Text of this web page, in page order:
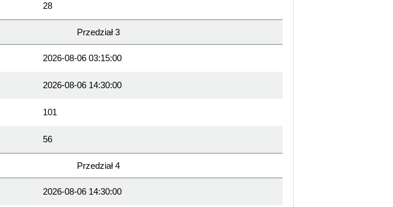
28
Przedział 3
2026-08-06 03:15:00
2026-08-06 14:30:00
101
56
Przedział 4
2026-08-06 14:30:00